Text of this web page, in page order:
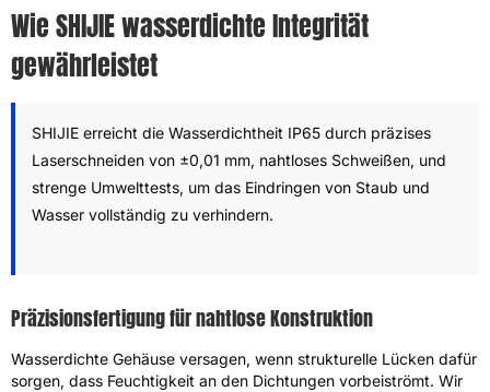
Wie SHIJIE wasserdichte Integrität
gewährleistet
SHIJIE erreicht die Wasserdichtheit IP65 durch präzises
Laserschneiden von ±0,01 mm, nahtloses Schweißen, und
strenge Umwelttests, um das Eindringen von Staub und
Wasser vollständig zu verhindern.
Präzisionsfertigung für nahtlose Konstruktion
Wasserdichte Gehäuse versagen, wenn strukturelle Lücken dafür
sorgen, dass Feuchtigkeit an den Dichtungen vorbeiströmt. Wir